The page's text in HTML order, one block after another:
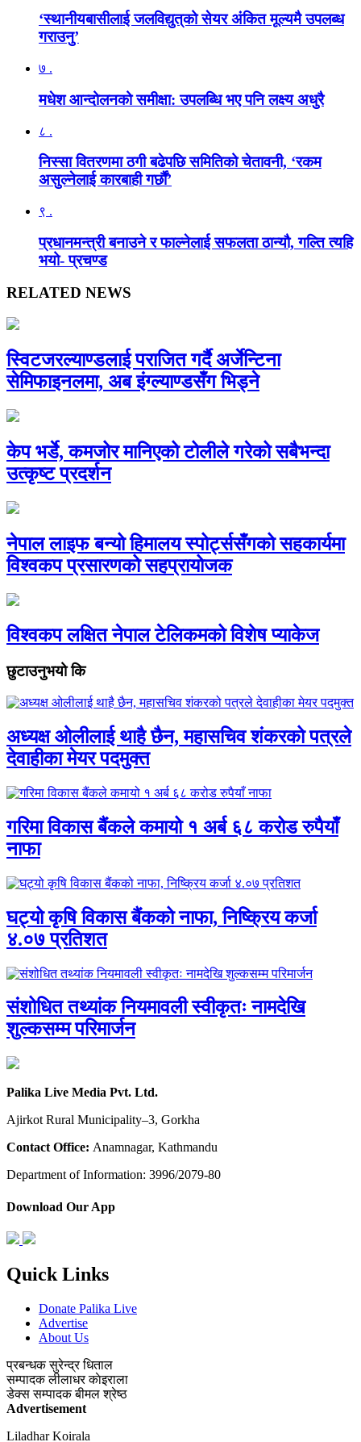
‘स्थानीयबासीलाई जलविद्युत्‌को सेयर अंकित मूल्यमै उपलब्ध
गराउनु’
७ .
मधेश आन्दोलनको समीक्षा: उपलब्धि भए पनि लक्ष्य अधुरै
८ .
निस्सा वितरणमा ठगी बढेपछि समितिको चेतावनी, ‘रकम
असुल्नेलाई कारबाही गर्छाैं’
९ .
प्रधानमन्त्री बनाउने र फाल्नेलाई सफलता ठान्यौ, गल्ति त्यहि
भयो- प्रचण्ड
RELATED NEWS
स्विटजरल्याण्डलाई पराजित गर्दै अर्जेन्टिना
सेमिफाइनलमा, अब इंग्ल्याण्डसँग भिड्ने
केप भर्डे, कमजोर मानिएको टोलीले गरेको सबैभन्दा
उत्कृष्ट प्रदर्शन
नेपाल लाइफ बन्यो हिमालय स्पोर्ट्ससँगको सहकार्यमा
विश्वकप प्रसारणको सहप्रायोजक
विश्वकप लक्षित नेपाल टेलिकमको विशेष प्याकेज
छुटाउनुभयो कि
अध्यक्ष ओलीलाई थाहै छैन, महासचिव शंकरको पत्रले
देवाहीका मेयर पदमुक्त
गरिमा विकास बैंकले कमायो १ अर्ब ६८ करोड रुपैयाँ
नाफा
घट्यो कृषि विकास बैंकको नाफा, निष्क्रिय कर्जा
४.०७ प्रतिशत
संशोधित तथ्यांक नियमावली स्वीकृतः नामदेखि
शुल्कसम्म परिमार्जन
Palika Live Media Pvt. Ltd.
Ajirkot Rural Municipality–3, Gorkha
Contact Office: Anamnagar, Kathmandu
Department of Information: 3996/2079-80
Download Our App
Quick Links
Donate Palika Live
Advertise
About Us
प्रबन्धकसुरेन्द्र धिताल
सम्पादकलीलाधर काेइराला
डेक्स सम्पादकबीमल श्रेष्ठ
Advertisement
Liladhar Koirala